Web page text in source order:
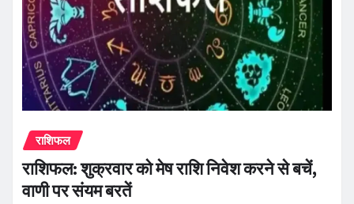
राशिफल
राशिफल: शुक्रवार को मेष राशि निवेश करने से बचें,
वाणी पर संयम बरतें